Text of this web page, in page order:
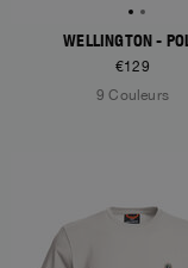
WELLINGTON -
€129
9 Couleurs